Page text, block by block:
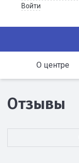
Войти
О центре
Отзывы